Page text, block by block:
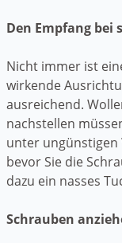
Den Empfang bei
Nicht immer ist
wirkende
ausreichend.
nachstellen
unter
bevor Sie die
dazu ein nasses
Schrauben